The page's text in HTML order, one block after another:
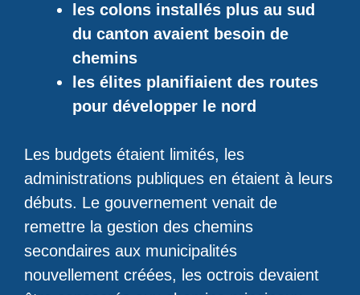
les colons installés plus au sud
du canton avaient besoin de
chemins
les élites planifiaient des routes
pour développer le nord
Les budgets étaient limités, les
administrations publiques en étaient à leurs
débuts. Le gouvernement venait de
remettre la gestion des chemins
secondaires aux municipalités
nouvellement créées, les octrois devaient